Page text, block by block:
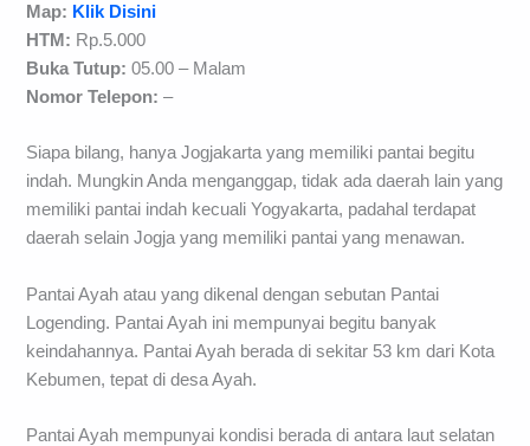
Map: Klik Disini
HTM: Rp.5.000
Buka Tutup: 05.00 – Malam
Nomor Telepon: –
Siapa bilang, hanya Jogjakarta yang memiliki pantai begitu
indah. Mungkin Anda menganggap, tidak ada daerah lain yang
memiliki pantai indah kecuali Yogyakarta, padahal terdapat
daerah selain Jogja yang memiliki pantai yang menawan.
Pantai Ayah atau yang dikenal dengan sebutan Pantai
Logending. Pantai Ayah ini mempunyai begitu banyak
keindahannya. Pantai Ayah berada di sekitar 53 km dari Kota
Kebumen, tepat di desa Ayah.
Pantai Ayah mempunyai kondisi berada di antara laut selatan